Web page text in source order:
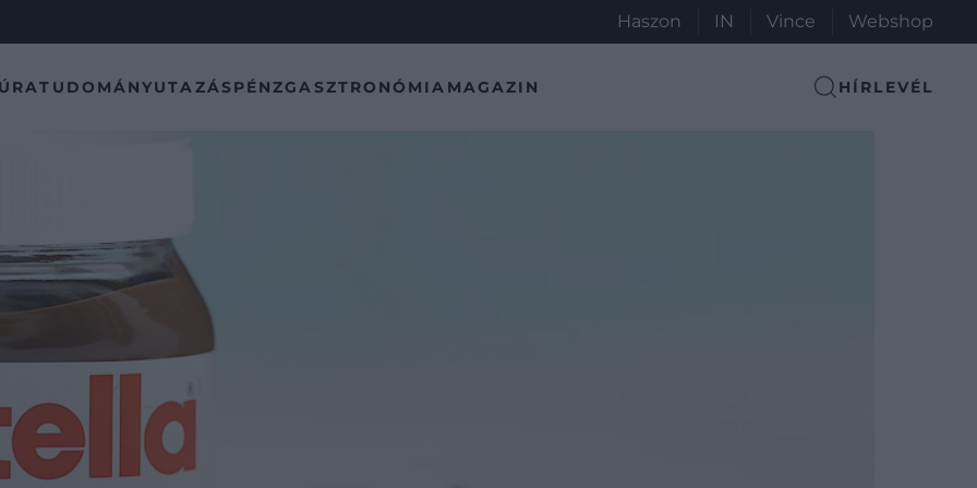
Haszon IN Vince Webshop
TUDOMÁNYUTAZÁSPÉNZGASZTRONÓMIA MAGAZIN HÍRLEVÉL